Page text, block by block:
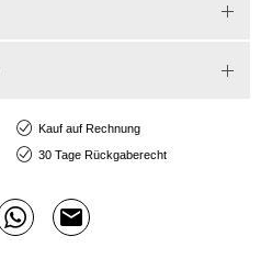
Kauf auf Rechnung
30 Tage Rückgaberecht